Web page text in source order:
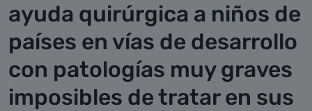
ayuda quirúrgica a niños de
países en vías de desarrollo
con patologías muy graves
imposibles de tratar en sus